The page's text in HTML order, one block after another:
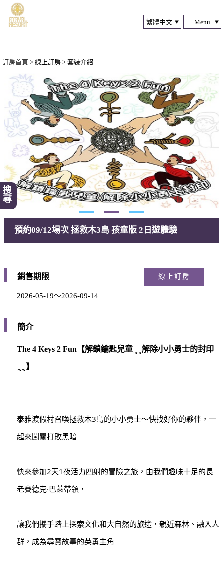
Menu
訂房首頁 > 線上訂房 > 套裝介紹
搜尋
預約09/12場次 拯救木3島 孩童版 2日遊體驗
線上訂房
銷售期限
2026-05-19～2026-09-14
簡介
The 4 Keys 2 Fun【解鎖鑰匙兒童 解除小小勇士的封印
】
泰雅渡假村召喚拯救木3島的小小勇士～快找好你的夥伴，一
起來闖關打敗黑暗
快來參加2天1夜活力四射的冒險之旅，由我們趣味十足的長
老賽德克·巴萊帶領，
讓我們攜手踏上探索文化和大自然的旅途，親近森林、融入人
群，成為尋寶故事的英勇主角